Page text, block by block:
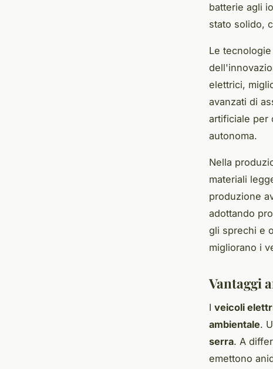
batterie agli
stato solido,
Le
elettrici,
avanzati di
artificiale per
autonoma.
Nella
materiali
produzione
adottando
gli sprechi e
migliorano i
Vantaggi
I veicoli
ambientale.
serra. A
emettono